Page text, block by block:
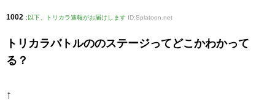
1002 : 以下、トリカラ速報がお届けします ID:Splatoon.net
トリカラバトルののステージってどこかわかって
る？
↑